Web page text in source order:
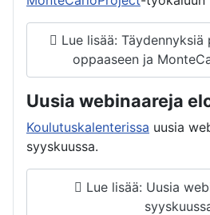
Lue lisää:
oppaaseen ja
Uusia webinaareja
Koulutuskalenterissa uusia
syyskuussa.
Lue lisää: Uusia